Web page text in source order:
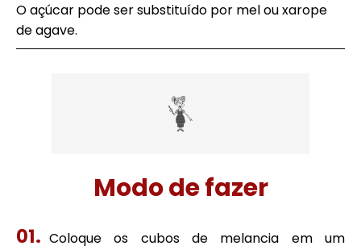
O açúcar pode ser substituído por mel ou xarope
de agave.
Modo de fazer
Coloque os cubos de melancia em um